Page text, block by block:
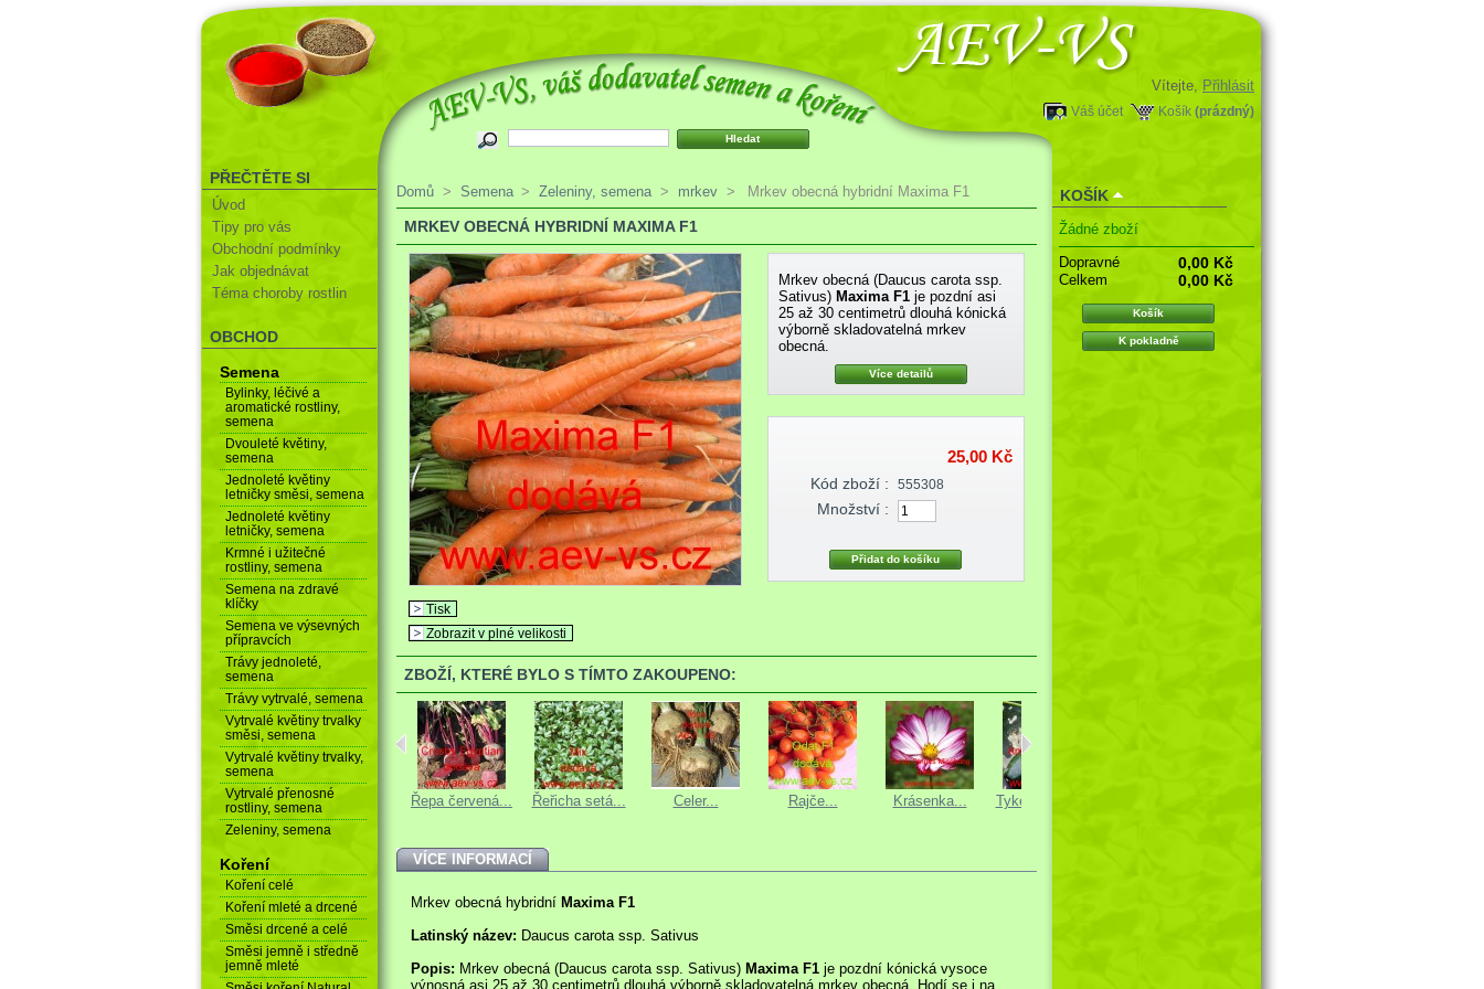
Vítejte, Přihlásit
Košík (prázdný)
Váš účet
PŘEČTĚTE SI
Úvod
Tipy pro vás
Obchodní podmínky
Jak objednávat
Téma choroby rostlin
OBCHOD
Semena
Bylinky, léčivé a
aromatické rostliny,
semena
Dvouleté květiny,
semena
Jednoleté květiny
letničky směsi, semena
Jednoleté květiny
letničky, semena
Krmné i užitečné
rostliny, semena
Semena na zdravé
klíčky
Semena ve výsevných
přípravcích
Trávy jednoleté,
semena
Trávy vytrvalé, semena
Vytrvalé květiny trvalky
směsi, semena
Vytrvalé květiny trvalky,
semena
Vytrvalé přenosné
rostliny, semena
Zeleniny, semena
Koření
Koření celé
Koření mleté a drcené
Směsi drcené a celé
Směsi jemně i středně
jemně mleté
Domů > Semena > Zeleniny, semena > mrkev > Mrkev obecná hybridní Maxima F1
MRKEV OBECNÁ HYBRIDNÍ MAXIMA F1
Tisk
Zobrazit v plné velikosti
Mrkev obecná (Daucus carota ssp.
Sativus) Maxima F1je pozdní asi
25 až 30 centimetrů dlouhá kónická
výborně skladovatelná mrkev
obecná.
Více detailů
25,00 Kč
Kód zboží : 555308
Množství :
ZBOŽÍ, KTERÉ BYLO S TÍMTO ZAKOUPENO:
Mrkev obecná... Krásenka... Řepa červená... Řeřicha setá... Celer... Rajče... Krásenka... Tykev obecná...
VÍCE INFORMACÍ
Mrkev obecná hybridní Maxima F1
Latinský název: Daucus carota ssp. Sativus
Popis: Mrkev obecná (Daucus carota ssp. Sativus) Maxima F1 je pozdní kónická vysoce
výnosná asi 25 až 30 centimetrů dlouhá výborně skladovatelná mrkev obecná. Hodí se i na
KOŠÍK
Žádné zboží
Dopravné
0,00 Kč
Celkem 0,00 Kč
Košík
K pokladně